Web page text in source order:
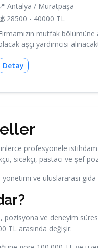
📍 Antalya / Muratpaşa
28500 - 40000 TL
mutfak bölümüne
aşçı yardımcısı
Detay
profesyonele istihdam
sıcakçı, pastacı ve şef
ve uluslararası
pozisyona ve deneyim
TL arasında değişir.